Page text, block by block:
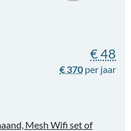
€ 370
€ 48
Mesh Wifi set of